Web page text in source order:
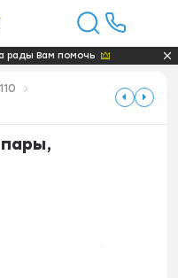
рады Вам помочь
пары,